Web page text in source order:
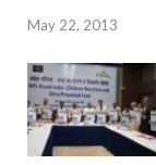
May 22, 2013